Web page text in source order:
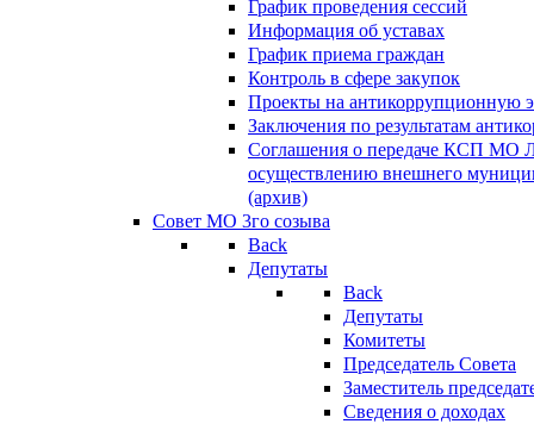
График проведения сессий
Информация об уставах
График приема граждан
Контроль в сфере закупок
Проекты на антикоррупционную
Заключения по результатам
Соглашения о передаче КСП МО
осуществлению внешнего
(архив)
Совет МО 3го созыва
Back
Депутаты
Back
Депутаты
Комитеты
Председатель Совета
Заместитель
Сведения о доходах